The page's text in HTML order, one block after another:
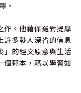
。
作。他藉保羅對提摩
許多發人深省的信息
」的經文原意與生活
個範本，藉以學習如